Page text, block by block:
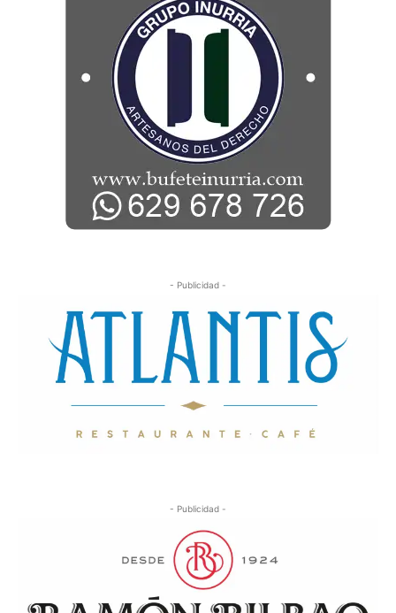
- Publicidad -
- Publicidad -